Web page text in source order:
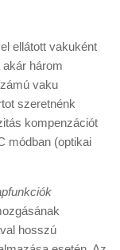
ellátott vakuként
három
vaku
szeretnénk
kompenzációt
módban (optikai
hosszú